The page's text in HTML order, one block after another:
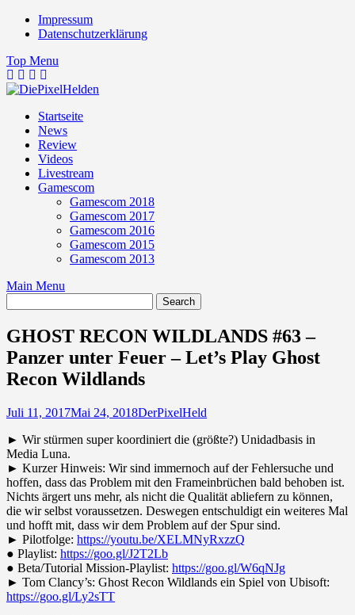
Skip
Impressum
Datenschutzerklärung
Top Menu
Startseite
News
Review
Videos
Livestream
Gamescom
Gamescom 2018
Gamescom 2017
Gamescom 2016
Gamescom 2015
Gamescom 2013
Main Menu
GHOST RECON WILDLANDS #63 –
Panzer unter Feuer – Let’s Play Ghost
Recon Wildlands
Juli 11, 2017Mai 24, 2018DerPixelHeld
► Wir stürmen super koordiniert die (größte?) Unidadbasis in
Media Luna.
► Kurzer Hinweis: Wir sind immernoch auf der Fehlersuche und
hoffen, dass das Problem mit den Frameinbrüchen bald behoben ist.
Nichts ärgert uns mehr, als nicht die Qualität abliefern zu können,
die wir selbst voraussetzen. Deswegen entschuldigt ein weiteres Mal
und hofft mit, dass wir dem Problem auf der Spur sind.
► Pilotfolge: https://youtu.be/XELMNyRxzzQ
● Playlist: https://goo.gl/J2T2Lb
● Beta/Tutorial Mission-Playlist: https://goo.gl/W6qNJg
► Tom Clancy’s: Ghost Recon Wildlands ein Spiel von Ubisoft:
https://goo.gl/Ly2sTT